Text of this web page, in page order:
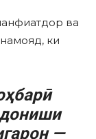
ва
ки
—